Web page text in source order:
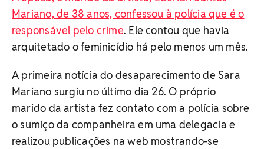
Mariano, de 38 anos, confessou à polícia que é o
responsável pelo crime. Ele contou que havia
arquitetado o feminicídio há pelo menos um mês.
A primeira notícia do desaparecimento de Sara
Mariano surgiu no último dia 26. O próprio
marido da artista fez contato com a polícia sobre
o sumiço da companheira em uma delegacia e
realizou publicações na web mostrando-se